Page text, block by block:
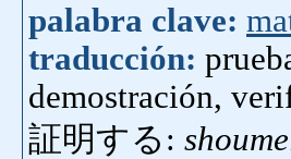
palabra clave:
traducción:
demostración,
証明する: